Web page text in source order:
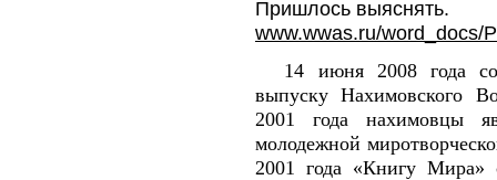
Пришлось выяснять.
www.wwas.ru/word_docs/
14 июня 2008 года
выпуску Нахимовского
2001 года нахимовцы
молодежной
2001 года «Книгу Мира»